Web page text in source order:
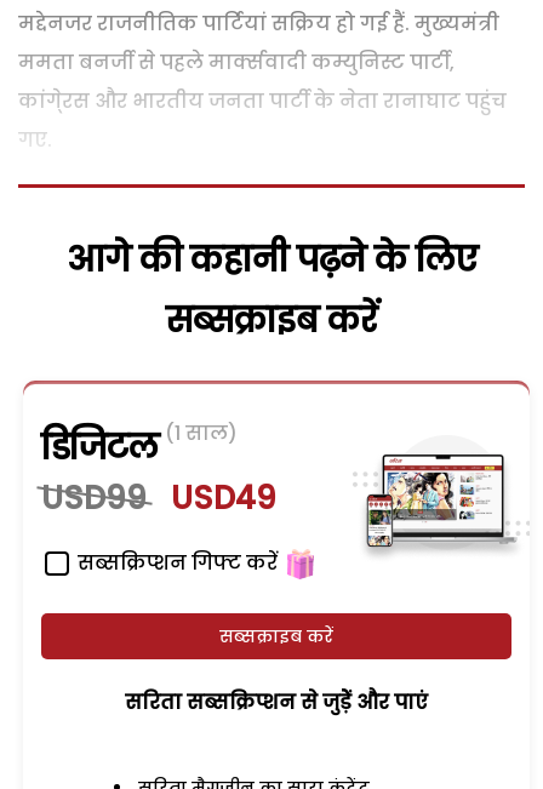
मद्देनजर राजनीतिक पार्टियां सक्रिय हो गई हैं. मुख्यमंत्री
ममता बनर्जी से पहले मार्क्सवादी कम्युनिस्ट पार्टी,
कांगे्रस और भारतीय जनता पार्टी के नेता रानाघाट पहुंच
गए.
आगे की कहानी पढ़ने के लिए
सब्सक्राइब करें
डिजिटल (1 साल)
USD99 USD49
सब्सक्रिप्शन गिफ्ट करें
सब्सक्राइब करें
सरिता सब्सक्रिप्शन से जुड़ेें और पाएं